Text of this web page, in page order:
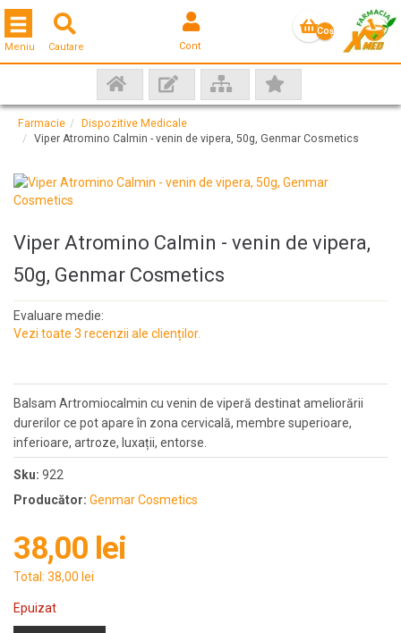
Cautare Cont
Coş
Toggle navigation
Meniu
Farmacie
Dispozitive Medicale
Viper Atromino Calmin - venin de vipera, 50g, Genmar Cosmetics
Viper Atromino Calmin - venin de vipera,
50g, Genmar Cosmetics
Evaluare medie:
Vezi toate 3 recenzii ale clienților.
Balsam Artromiocalmin cu venin de viperă destinat ameliorării
durerilor ce pot apare în zona cervicală, membre superioare,
inferioare, artroze, luxații, entorse.
Sku: 922
Producător: Genmar Cosmetics
38,00 lei
Total: 38,00 lei
Epuizat